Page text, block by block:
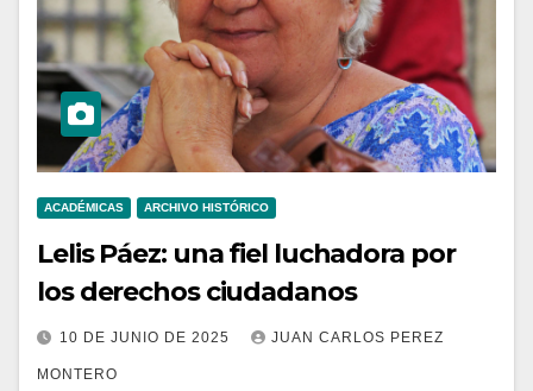
ACADÉMICAS ARCHIVO HISTÓRICO
Lelis Páez: una fiel luchadora por
los derechos ciudadanos
10 DE JUNIO DE 2025 JUAN CARLOS PEREZ
MONTERO